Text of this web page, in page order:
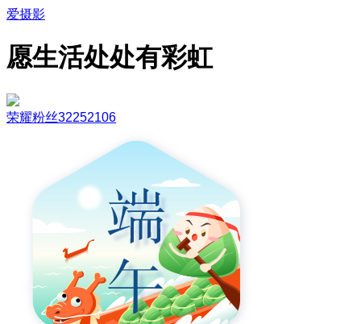
爱摄影
愿生活处处有彩虹
荣耀粉丝32252106